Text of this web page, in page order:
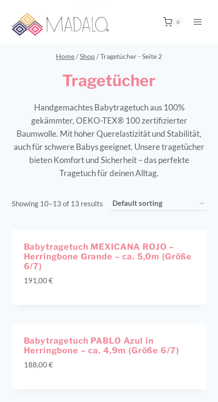
0
Home/Shop/Tragetücher- Seite 2
Tragetücher
Handgemachtes Babytragetuch aus 100%
gekämmter, OEKO-TEX® 100 zertifizierter
Baumwolle. Mit hoher Querelastizität und Stabilität,
auch für schwere Babys geeignet. Unsere tragetücher
bieten Komfort und Sicherheit – das perfekte
Tragetuch für deinen Alltag.
Showing 10–13 of 13 results
Babytragetuch MEXICANA ROJO –
Herringbone Grande – ca. 5,0m (Größe
6/7)
191,00€
Babytragetuch PABLO Azul in
Herringbone – ca. 4,9m (Größe 6/7)
188,00€